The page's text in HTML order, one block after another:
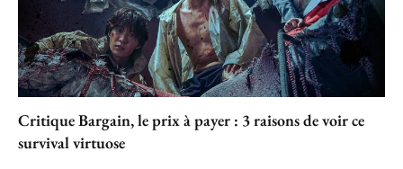
Critique Bargain, le prix à payer : 3 raisons de voir ce
survival virtuose